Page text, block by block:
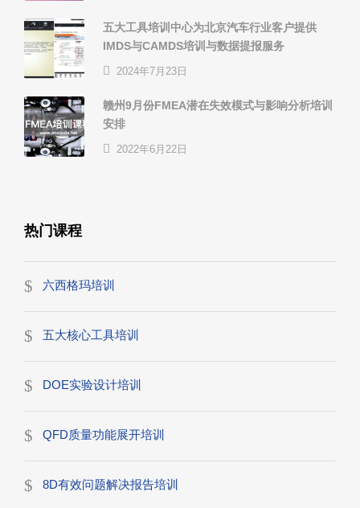
五大工具培训中心为北京汽车行业客户提供
IMDS与CAMDS培训与数据提报服务
2024年7月23日
赣州9月份FMEA潜在失效模式与影响分析培训
安排
2022年6月22日
热门课程
六西格玛培训
五大核心工具培训
DOE实验设计培训
QFD质量功能展开培训
8D有效问题解决报告培训